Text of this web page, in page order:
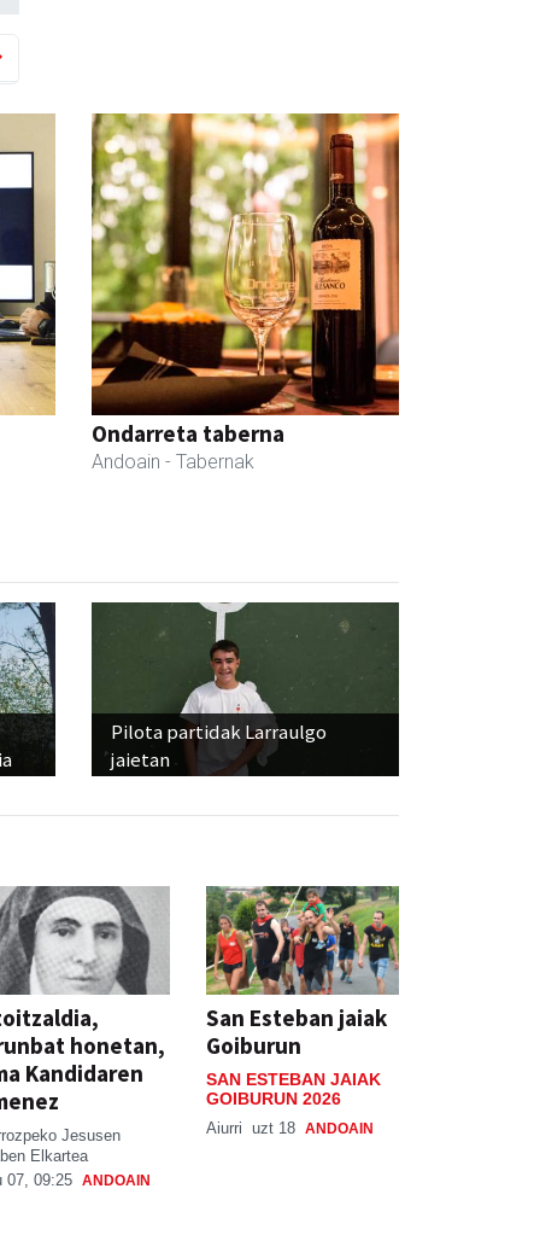
Ondarreta taberna
Andoain - Tabernak
Pilota partidak Larraulgo
jaietan
honetan,
Kandidaren
Jesusen
Elkartea
07, 09:25 ANDOAIN
San Esteban jaiak
Goiburun
SAN ESTEBAN JAIAK
GOIBURUN 2026
Aiurri uzt 18 ANDOAIN